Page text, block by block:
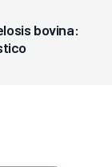
bovina: